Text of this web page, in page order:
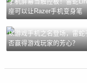
手机屏幕当触控板！雷蛇
座可以让Razer手机变身笔
以游戏手机之名登场，雷蛇
否赢得游戏玩家的芳心？